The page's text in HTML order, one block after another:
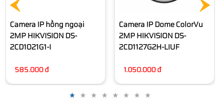
Camera IP Dome ColorVu
2MP HIKVISION DS-
2CD1127G2H-LIUF
1.050.000 đ